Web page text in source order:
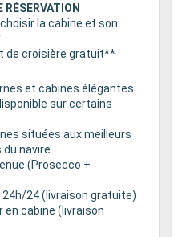
RÉSERVATION
la cabine et son
de croisière gratuit**
et cabines élégantes
sur certains
situées aux meilleurs
navire
(Prosecco +
24h/24 (livraison gratuite)
en cabine (livraison